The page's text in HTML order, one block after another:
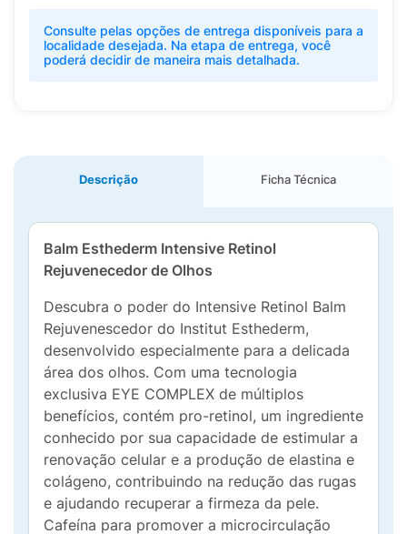
Consulte pelas opções de entrega disponíveis para a
localidade desejada. Na etapa de entrega, você
poderá decidir de maneira mais detalhada.
Descrição Ficha Técnica
Balm Esthederm Intensive Retinol
Rejuvenecedor de Olhos
Descubra o poder do Intensive Retinol Balm
Rejuvenescedor do Institut Esthederm,
desenvolvido especialmente para a delicada
área dos olhos. Com uma tecnologia
exclusiva EYE COMPLEX de múltiplos
benefícios, contém pro-retinol, um ingrediente
conhecido por sua capacidade de estimular a
renovação celular e a produção de elastina e
colágeno, contribuindo na redução das rugas
e ajudando recuperar a firmeza da pele.
Cafeína para promover a microcirculação